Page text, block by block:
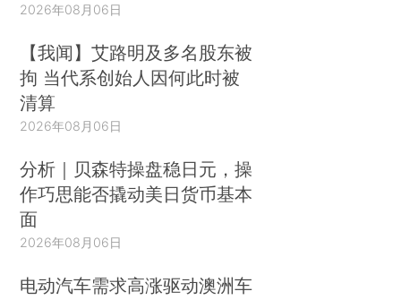
2026年08月06日
【我闻】艾路明及多名股东被
拘 当代系创始人因何此时被
清算
2026年08月06日
分析｜贝森特操盘稳日元，操
作巧思能否撬动美日货币基本
面
2026年08月06日
电动汽车需求高涨驱动澳洲车